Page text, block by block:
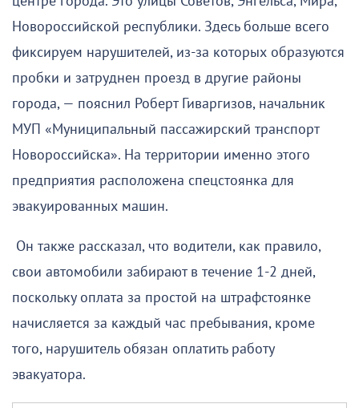
Новороссийской республики. Здесь больше всего
фиксируем нарушителей, из-за которых образуются
пробки и затруднен проезд в другие районы
города, — пояснил Роберт Гиваргизов, начальник
МУП «Муниципальный пассажирский транспорт
Новороссийска». На территории именно этого
предприятия расположена спецстоянка для
эвакуированных машин.
Он также рассказал, что водители, как правило,
свои автомобили забирают в течение 1-2 дней,
поскольку оплата за простой на штрафстоянке
начисляется за каждый час пребывания, кроме
того, нарушитель обязан оплатить работу
эвакуатора.